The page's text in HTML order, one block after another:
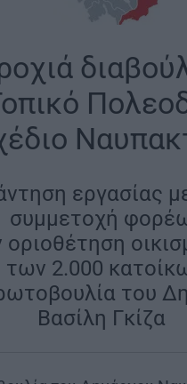
εργασίας
συμμετοχή
οριοθέτηση
των 2.000
του
Βασίλη Γκίζα